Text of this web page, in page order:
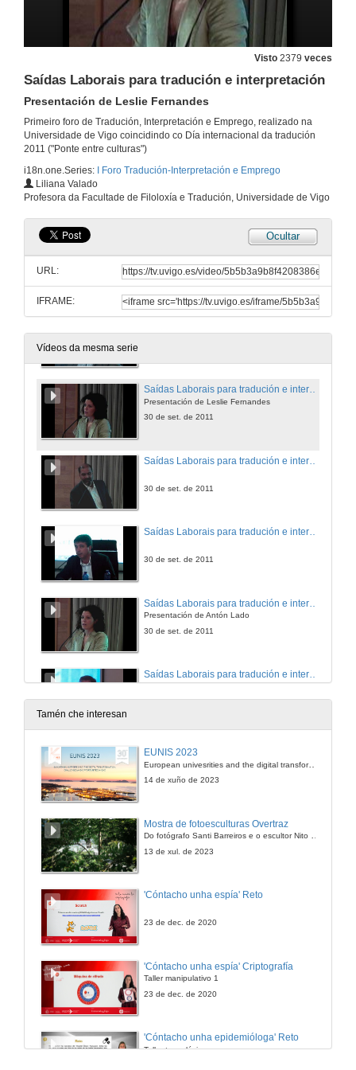
Visto 2379 veces
Saídas Laborais para tradución e interpretación
Presentación de Leslie Fernandes
Primeiro foro de Tradución, Interpretación e Emprego, realizado na
Universidade de Vigo coincidindo co Día internacional da tradución
2011 ("Ponte entre culturas")
i18n.one.Series:
I Foro Tradución-Interpretación e Emprego
Liliana Valado
Profesora da Facultade de Filoloxía e Tradución, Universidade de Vigo
Ocultar
URL:
IFRAME:
Vídeos da mesma serie
Quenda de preguntas
Presentación de Juanjo Arevalillo
30 de set. de 2011
30 de set. de 2011
Saídas Laborais para tradución e interpretación
Presentación de Manuel Bragado
30 de set. de 2011
Saídas Laborais para tradución e interpretación
Saídas Laborais para tradución e interpretación
Presentación de Leslie Fernandes
30 de set. de 2011
30 de set. de 2011
Saídas Laborais para tradución e interpretación
30 de set. de 2011
Presentación de Antón Lado
30 de set. de 2011
Saídas Laborais para tradución e interpretación
30 de set. de 2011
Quenda de preguntas
Clausura: Intervención de Liliana Valado
Tamén che interesan
EUNIS 2023
European univesrities and the digital transformation: challenges and opportunities ahead
14 de xuño de 2023
Mostra de fotoesculturas Overtraz
Do fotógrafo Santi Barreiros e o escultor Nito Contreras.
13 de xul. de 2023
'Cóntacho unha espía' Reto
23 de dec. de 2020
'Cóntacho unha espía' Criptografía
Taller manipulativo 1
23 de dec. de 2020
'Cóntacho unha epidemióloga' Reto
Taller tecnolóxico